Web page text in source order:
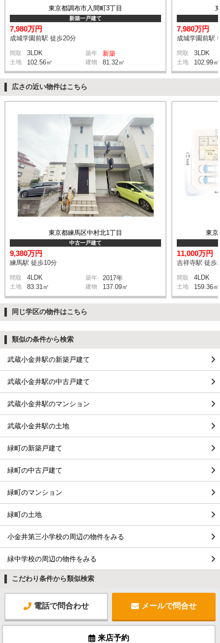
東京都調布市入間町3丁目
新築一戸建て
7,980万円
成城学園前駅 徒歩20分
間取 3LDK 築年 新築
土地 102.56㎡ 建物 81.32㎡
7,980万円
成城学園前駅
間取 3LDK
土地 102.99㎡
広さの近い物件はこちら
東京都練馬区中村北1丁目
中古一戸建て
9,380万円
練馬駅 徒歩10分
間取 4LDK 築年 2017年
土地 83.31㎡ 建物 137.09㎡
東京
11,000万円
吉祥寺駅 徒歩
間取 4LDK
土地 159.36㎡
同じ学区の物件はこちら
類似の条件から検索
武蔵小金井駅の新築戸建て
武蔵小金井駅の中古戸建て
武蔵小金井駅のマンション
武蔵小金井駅の土地
緑町の新築戸建て
緑町の中古戸建て
緑町のマンション
緑町の土地
小金井第三小学校の周辺の物件をみる
緑中学校の周辺の物件をみる
こだわり条件から類似検索
電話で問合わせ メールで問合せ
来店予約